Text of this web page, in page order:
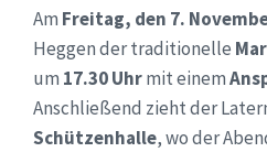
Am Freitag, den 7.
Heggen der traditionelle
um 17.30 Uhrmit einem
Anschließend zieht der
Schützenhalle, wo der